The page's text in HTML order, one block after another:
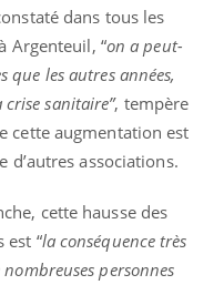
dans tous les
Argenteuil, “on a peut-
que les autres années,
crise sanitaire”, tempère
cette augmentation est
d’autres associations.
cette hausse des
est “la conséquence très
personnes